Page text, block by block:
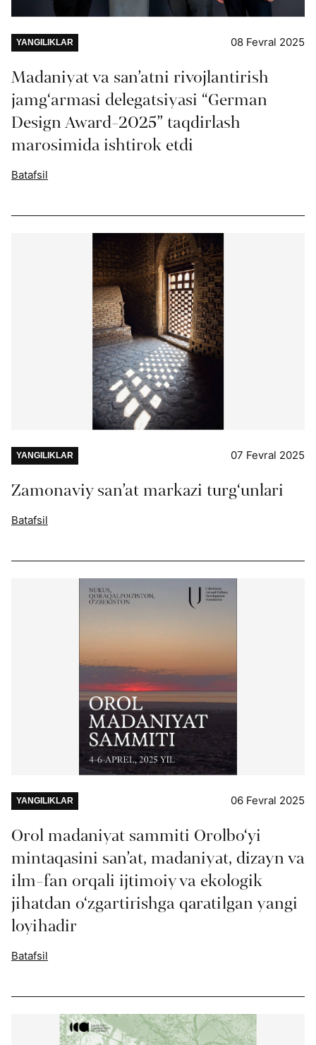
YANGILIKLAR 08 Fevral 2025
Madaniyat va san’atni rivojlantirish
jamg‘armasi delegatsiyasi “German
Design Award-2025” taqdirlash
marosimida ishtirok etdi
Batafsil
YANGILIKLAR 07 Fevral 2025
Zamonaviy san’at markazi turg‘unlari
Batafsil
YANGILIKLAR 06 Fevral 2025
Orol madaniyat sammiti Orolbo‘yi
mintaqasini san’at, madaniyat, dizayn va
ilm-fan orqali ijtimoiy va ekologik
jihatdan o‘zgartirishga qaratilgan yangi
loyihadir
Batafsil